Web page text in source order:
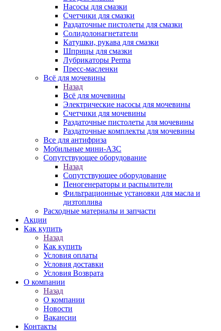
Насосы для смазки
Счетчики для смазки
Раздаточные пистолеты для смазки
Солидолонагнетатели
Катушки, рукава для смазки
Шприцы для смазки
Лубрикаторы Perma
Пресс-масленки
Всё для мочевины
Назад
Всё для мочевины
Электрические насосы для мочевины
Счетчики для мочевины
Раздаточные пистолеты для мочевины
Раздаточные комплекты для мочевины
Все для антифриза
Мобильные мини-АЗС
Сопутствующее оборудование
Назад
Сопутствующее оборудование
Пеногенераторы и распылители
Фильтрационные установки для масла и
дизтоплива
Расходные материалы и запчасти
Акции
Как купить
Назад
Как купить
Условия оплаты
Условия доставки
Условия Возврата
О компании
Назад
О компании
Новости
Вакансии
Контакты